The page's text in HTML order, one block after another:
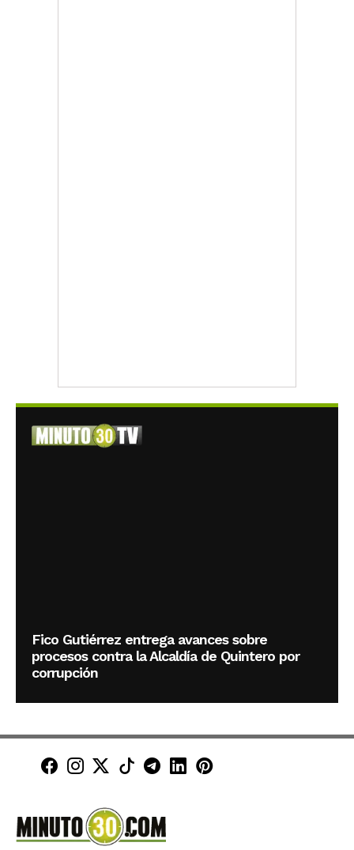
Fico Gutiérrez entrega avances sobre
procesos contra la Alcaldía de Quintero por
corrupción
Minuto30 en Facebook
Minuto30 en Instagram
Minuto30 en X (Twitter)
Minuto30 en TikTok
Canal de Minuto30 en
Minuto30 en LinkedIn
Minuto30 en